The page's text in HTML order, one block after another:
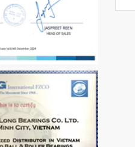
MĂNG XÔNG H2306
Vòng Bi / Bạc Đạn Ốc
VÒNG BI / BẠC ĐẠN
MẮT TRÂU GE12